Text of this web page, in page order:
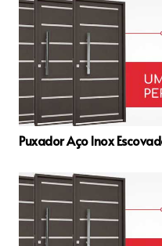
Puxador Aço Inox